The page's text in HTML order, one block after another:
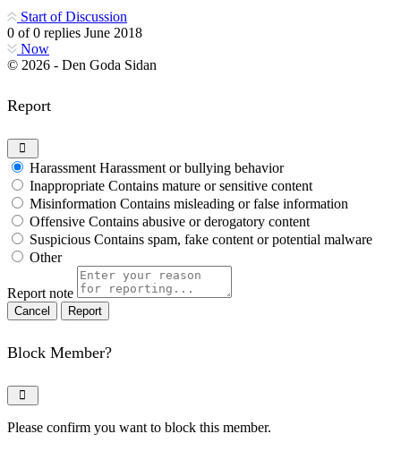
Start of Discussion
0 of0 replies June 2018
Now
© 2026 - Den Goda Sidan
Report
Harassment Harassment or bullying behavior
Inappropriate Contains mature or sensitive content
Misinformation Contains misleading or false information
Offensive Contains abusive or derogatory content
Suspicious Contains spam, fake content or potential malware
Other
Report note
Report
Block Member?
Please confirm you want to block this member.